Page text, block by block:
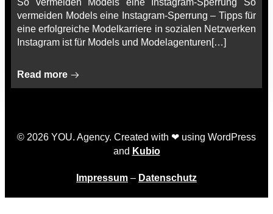
So vermeiden Models eine Instagram-Sperrung So
vermeiden Models eine Instagram-Sperrung – Tipps für
eine erfolgreiche Modelkarriere in sozialen Netzwerken
Instagram ist für Models und Modelagenturen[…]
Read more
© 2026 YOU. Agency. Created with ❤ using WordPress
and Kubio
Impressum – Datenschutz